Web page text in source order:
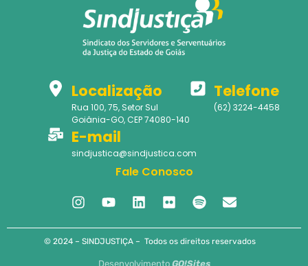
Localização
Rua 100, 75, Setor Sul
Goiânia-GO, CEP 74080-140
Telefone
(62) 3224-4458
E-mail
sindjustica@sindjustica.com
Fale Conosco
© 2024 – SINDJUSTIÇA – Todos os direitos reservados
Desenvolvimento GO!Sites